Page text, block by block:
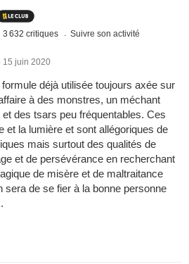
3 632 critiques Suivre son activité
15 juin 2020
déjà utilisée toujours axée sur
à des monstres, un méchant
des tsars peu fréquentables. Ces
et la lumière et sont allégoriques de
mais surtout des qualités de
et de persévérance en recherchant
de misère et de maltraitance
sera de se fier à la bonne personne